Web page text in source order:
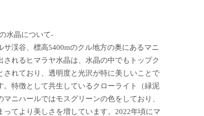
水晶について-
サ渓谷、標高5400mのクル地方の奥にあるマニ
されるヒマラヤ水晶は、水晶の中でもトップク
されており、透明度と光沢が特に美しいことで
。特徴として共生しているクローライト（緑泥
マニハールではモスグリーンの色をしており、
ってより美しさを増しています。2022年頃にマ